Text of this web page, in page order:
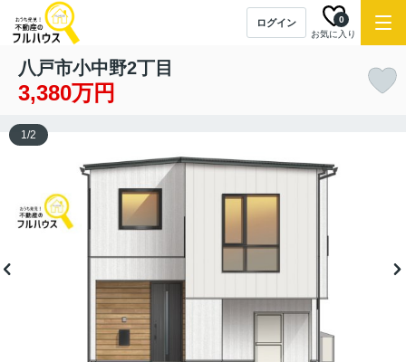
ログイン
お気に入り
0
八戸市小中野2丁目
3,380万円
1/2